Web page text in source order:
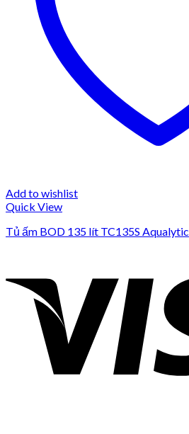
Add to wishlist
Quick View
Tủ ấm BOD 135 lít TC135S Aqualytic